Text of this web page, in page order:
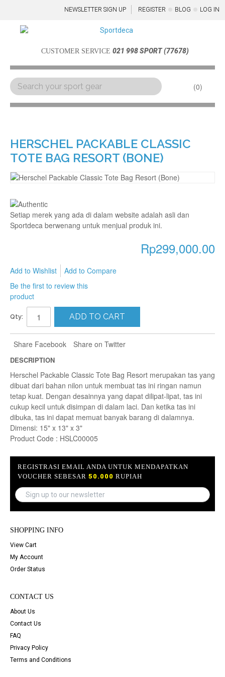
NEWSLETTER SIGN UP REGISTER BLOG LOG IN
CUSTOMER SERVICE 021 998 SPORT (77678)
0
Menu
HERSCHEL PACKABLE CLASSIC
TOTE BAG RESORT (BONE)
Setiap merek yang ada di dalam website adalah asli dan
Sportdeca berwenang untuk menjual produk ini.
Rp299,000.00
Add to Wishlist
Add to Compare
Be the first to review this
product
Qty: ADD TO CART
Share Facebook Share on Twitter
DESCRIPTION
Herschel Packable Classic Tote Bag Resort merupakan tas yang
dibuat dari bahan nilon untuk membuat tas ini ringan namun
tetap kuat. Dengan desainnya yang dapat dilipat-lipat, tas ini
cukup kecil untuk disimpan di dalam laci. Dan ketika tas ini
dibuka, tas ini dapat memuat banyak barang di dalamnya.
Dimensi: 15" x 13" x 3"
Product Code : HSLC00005
REGISTRASI EMAIL ANDA UNTUK MENDAPATKAN
VOUCHER SEBESAR 50.000 RUPIAH
SHOPPING INFO
View Cart
My Account
Order Status
CONTACT US
About Us
Contact Us
FAQ
Privacy Policy
Terms and Conditions